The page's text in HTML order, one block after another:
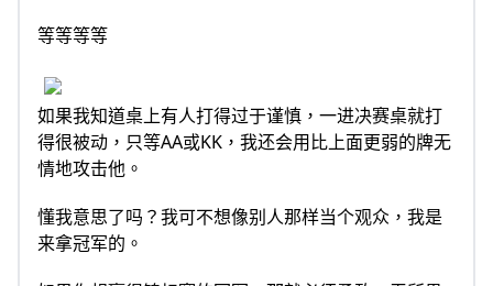
等等等等
如果我知道桌上有人打得过于谨慎，一进决赛桌就打
得很被动，只等AA或KK，我还会用比上面更弱的牌无
情地攻击他。
懂我意思了吗？我可不想像别人那样当个观众，我是
来拿冠军的。